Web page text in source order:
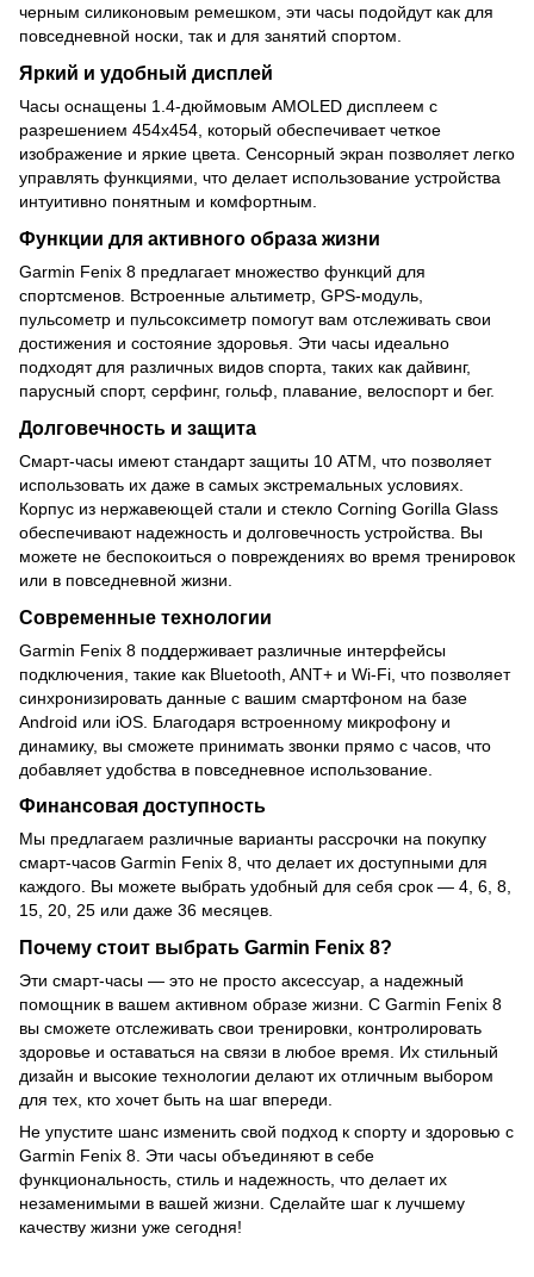
черным силиконовым ремешком, эти часы подойдут как для
повседневной носки, так и для занятий спортом.
Яркий и удобный дисплей
Часы оснащены 1.4-дюймовым AMOLED дисплеем с
разрешением 454x454, который обеспечивает четкое
изображение и яркие цвета. Сенсорный экран позволяет легко
управлять функциями, что делает использование устройства
интуитивно понятным и комфортным.
Функции для активного образа жизни
Garmin Fenix 8 предлагает множество функций для
спортсменов. Встроенные альтиметр, GPS-модуль,
пульсометр и пульсоксиметр помогут вам отслеживать свои
достижения и состояние здоровья. Эти часы идеально
подходят для различных видов спорта, таких как дайвинг,
парусный спорт, серфинг, гольф, плавание, велоспорт и бег.
Долговечность и защита
Смарт-часы имеют стандарт защиты 10 ATM, что позволяет
использовать их даже в самых экстремальных условиях.
Корпус из нержавеющей стали и стекло Corning Gorilla Glass
обеспечивают надежность и долговечность устройства. Вы
можете не беспокоиться о повреждениях во время тренировок
или в повседневной жизни.
Современные технологии
Garmin Fenix 8 поддерживает различные интерфейсы
подключения, такие как Bluetooth, ANT+ и Wi-Fi, что позволяет
синхронизировать данные с вашим смартфоном на базе
Android или iOS. Благодаря встроенному микрофону и
динамику, вы сможете принимать звонки прямо с часов, что
добавляет удобства в повседневное использование.
Финансовая доступность
Мы предлагаем различные варианты рассрочки на покупку
смарт-часов Garmin Fenix 8, что делает их доступными для
каждого. Вы можете выбрать удобный для себя срок — 4, 6, 8,
15, 20, 25 или даже 36 месяцев.
Почему стоит выбрать Garmin Fenix 8?
Эти смарт-часы — это не просто аксессуар, а надежный
помощник в вашем активном образе жизни. С Garmin Fenix 8
вы сможете отслеживать свои тренировки, контролировать
здоровье и оставаться на связи в любое время. Их стильный
дизайн и высокие технологии делают их отличным выбором
для тех, кто хочет быть на шаг впереди.
Не упустите шанс изменить свой подход к спорту и здоровью с
Garmin Fenix 8. Эти часы объединяют в себе
функциональность, стиль и надежность, что делает их
незаменимыми в вашей жизни. Сделайте шаг к лучшему
качеству жизни уже сегодня!